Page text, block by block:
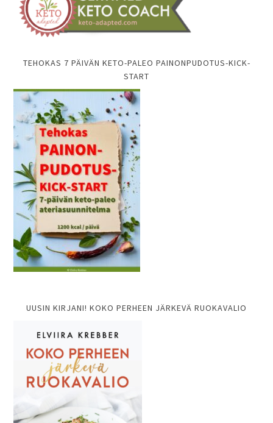
TEHOKAS 7 PÄIVÄN KETO-PALEO PAINONPUDOTUS-KICK-
START
UUSIN KIRJANI! KOKO PERHEEN JÄRKEVÄ RUOKAVALIO